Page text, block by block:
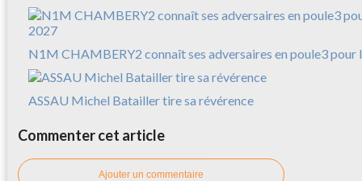
N1M CHAMBERY2 connaît ses adversaires en poule3 pour
ASSAU Michel Batailler tire sa révérence
Commenter cet article
Ajouter un commentaire